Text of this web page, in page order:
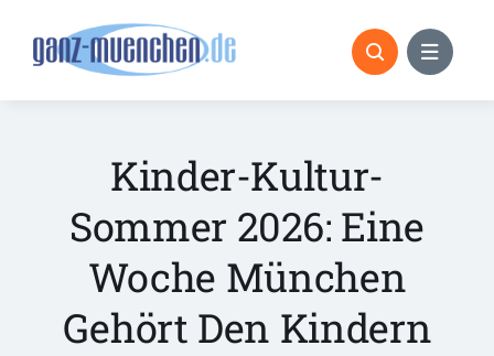
Kinder-Kultur-
Sommer 2026: Eine
Woche München
Gehört Den Kindern